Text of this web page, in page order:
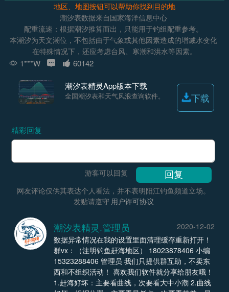
地区、地图按钮可以帮助你找到目的地
潮汐表数据来自国家海洋信息中心
配重流速：根据潮汐推算而出，只能用于钓组配重参考。
本潮汐为天文潮位，不包括由于气象或其他因素造成的增减水变化
在特殊情况下，还应考虑台风、寒潮和洪水等因素。
1***W 60142
潮汐表精灵App版本下载
全国潮汐表和天气风浪查询软件。 下载
精彩回复
游客可以回复
网友评论仅供其表达个人看法，并不表明阳江钓鱼频道立场。
发贴请遵守 用户许可协议
潮汐表精灵.管理员
2020-12-02
数据异常情况在我的设置里面清理缓存重新打开！
群vx：（注明钓鱼赶海地区） 18023878406 小编
15323288406 管理员 我们只提供群互助，不卖东
西和不组织活动！ 喜欢我们软件就分享给朋友哦！
1.赶海好坏：主要看曲线，次要看大中小潮 2.曲线